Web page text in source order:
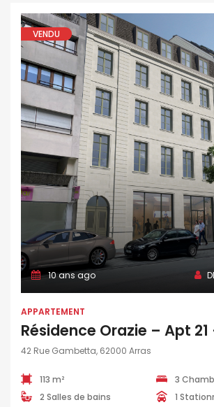
VENDU
10 ans ago
APPARTEMENT
Résidence Orazie – Apt 21
42 Rue Gambetta, 62000 Arras
113 m²
3
2 Salles de bains
1